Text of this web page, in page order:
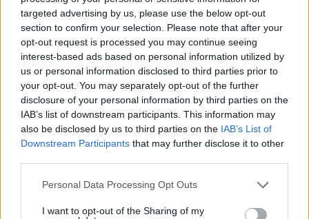
targeted advertising by us, please use the below opt-out
section to confirm your selection. Please note that after your
opt-out request is processed you may continue seeing
interest-based ads based on personal information utilized by
us or personal information disclosed to third parties prior to
your opt-out. You may separately opt-out of the further
disclosure of your personal information by third parties on the
IAB’s list of downstream participants. This information may
also be disclosed by us to third parties on the IAB’s List of
Downstream Participants that may further disclose it to other
Please note that this website/app uses one or more Google
not limited to your visit or usage behaviour. You may click to
Personal Data Processing Opt Outs
I want to opt-out of the Sharing of my
Πέθανε το άσπρο κουτάβι που συμβίωνε με αγέλη
λύκων στην Κεντρική Μακεδονία: Καλό ταξίδι
μικρέ, δείτε βίντεο